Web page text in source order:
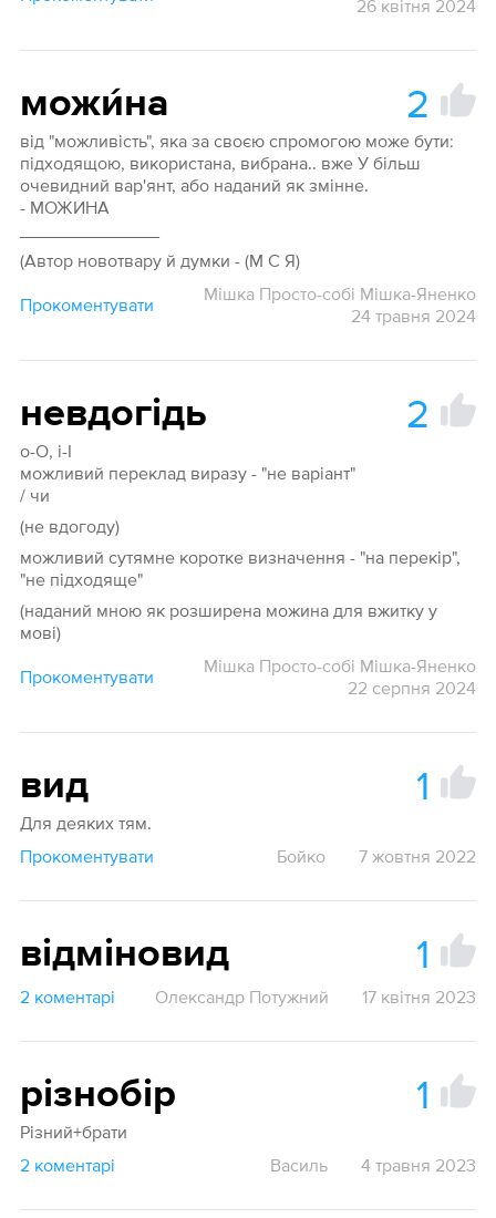
26 квітня 2024
можи́на 2
від "можливість", яка за своєю спромогою може бути:
підходящою, використана, вибрана.. вже У більш
очевидний вар'янт, або наданий як змінне.
- МОЖИНА
(Автор новотвару й думки - (М С Я)
Прокоментувати
Мішка Просто-собі Мішка-Яненко
24 травня 2024
невдогідь 2
о-О, і-І
можливий переклад виразу - "не варіант"
/ чи
(не вдогоду)
можливий сутямне коротке визначення - "на перекір",
"не підходяще"
(наданий мною як розширена можина для вжитку у
мові)
Прокоментувати
Мішка Просто-собі Мішка-Яненко
22 серпня 2024
вид 1
Для деяких тям.
Прокоментувати
Бойко 7 жовтня 2022
відміновид 1
2 коментарі Олександр Потужний 17 квітня 2023
різнобір 1
Різний+брати
2 коментарі
Василь 4 травня 2023